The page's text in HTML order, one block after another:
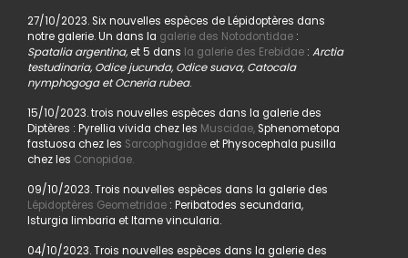
27/10/2023. Six nouvelles espèces de Lépidoptères dans
notre galerie. Un dans la galerie des Notodontidae:
Spatalia argentina, et 5 dans la galerie des Erebidae: Arctia
testudinaria, Odice jucunda, Odice suava, Catocala
nymphogoga et Ocneria rubea.
15/10/2023. trois nouvelles espèces dans la galerie des
Diptères : Pyrellia vivida chez les Muscidae,Sphenometopa
fastuosa chez les Sarcophagidaeet Physocephala pusilla
chez les Conopidae.
09/10/2023. Trois nouvelles espèces dans la galerie des
Lépidoptères Geometridae: Peribatodes secundaria,
Isturgia limbaria et Itame vincularia.
04/10/2023. Trois nouvelles espèces dans la galerie des